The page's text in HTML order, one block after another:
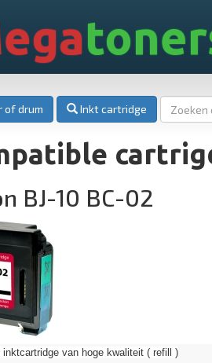
of drum Inkt cartridge
BJ-10 BC-02
inktcartridge van hoge kwaliteit ( refill )